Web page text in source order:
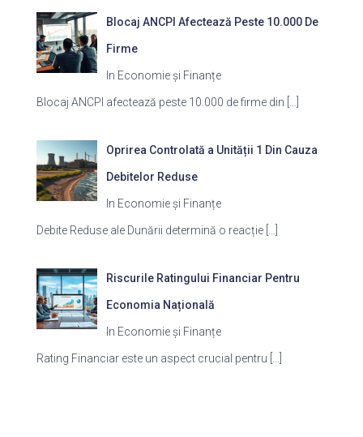
Blocaj ANCPI Afectează Peste 10.000 De
Firme
In Economie și Finanțe
Blocaj ANCPI afectează peste 10.000 de firme din
Oprirea Controlată a Unității 1 Din Cauza
Debitelor Reduse
In Economie și Finanțe
Debite Reduse ale Dunării determină o reacție
Riscurile Ratingului Financiar Pentru
Economia Națională
In Economie și Finanțe
Rating Financiar este un aspect crucial pentru